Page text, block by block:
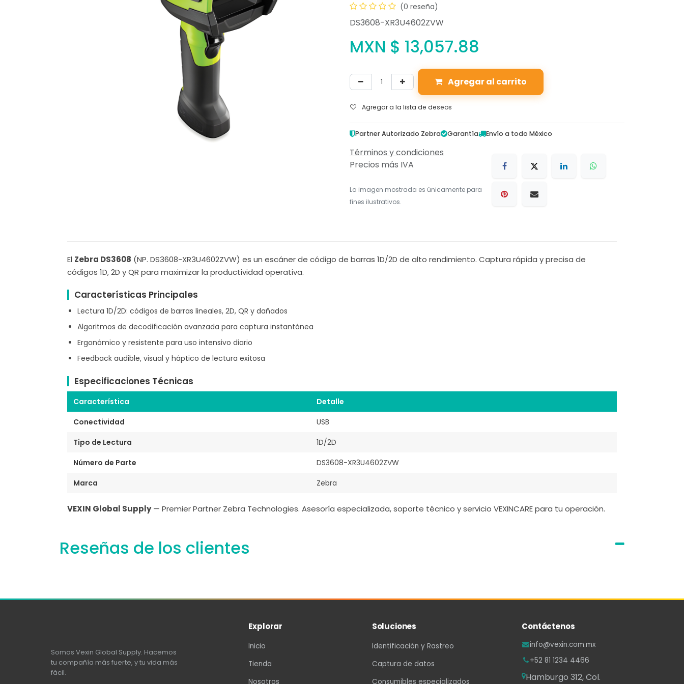
(0 reseña)
DS3608-XR3U4602ZVW
MXN $ 13,057.88
Agregar al carrito
Agregar a la lista de deseos
Partner Autorizado Zebra Garantía Envío a todo México
Términos y condiciones
Precios más IVA
La imagen mostrada es únicamente para
fines ilustrativos.
El Zebra DS3608 (NP. DS3608-XR3U4602ZVW) es un escáner de código de barras 1D/2D de alto rendimiento. Captura rápida y precisa de
códigos 1D, 2D y QR para maximizar la productividad operativa.
Características Principales
Lectura 1D/2D: códigos de barras lineales, 2D, QR y dañados
Algoritmos de decodificación avanzada para captura instantánea
Ergonómico y resistente para uso intensivo diario
Feedback audible, visual y háptico de lectura exitosa
Especificaciones Técnicas
Característica
Detalle
Conectividad
USB
Tipo de Lectura
1D/2D
Número de Parte
DS3608-XR3U4602ZVW
Marca
Zebra
VEXIN Global Supply— Premier Partner Zebra Technologies. Asesoría especializada, soporte técnico y servicio VEXINCARE para tu operación.
Reseñas de los clientes
Somos Vexin Global Supply. Hacemos
tu compañía más fuerte, y tu vida más
fácil.
Explorar
Inicio
Tienda
Nosotros
Soluciones
Identificación y Rastreo
Captura de datos
Consumibles especializados
Contáctenos
info@vexin.com.mx
+52 81 1234 4466
Hamburgo 312, Col.